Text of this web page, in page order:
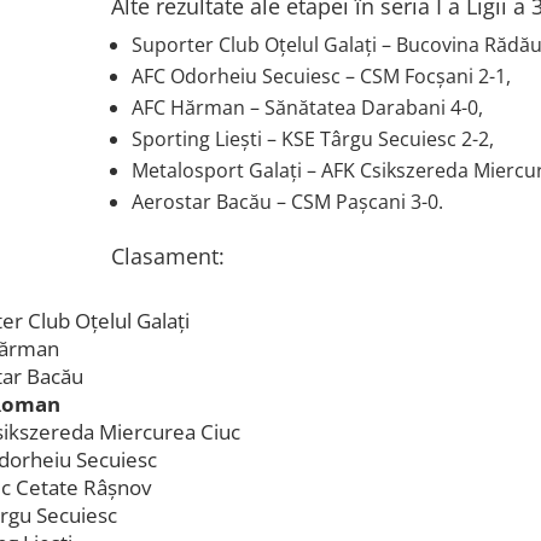
Alte rezultate ale etapei în seria I a Ligii a
Suporter Club Oţelul Galaţi – Bucovina
AFC Odorheiu Secuiesc – CSM Focşani 2-1,
AFC Hărman – Sănătatea Darabani 4-0,
Sporting Lieşti – KSE Târgu Secuiesc 2-2,
Metalosport Galaţi – AFK Csikszereda
Aerostar Bacău – CSM Paşcani 3-0.
Clasament:
Club Oţelul Galaţi
Bacău
Miercurea Ciuc
Secuiesc
Cetate Râşnov
Secuiesc